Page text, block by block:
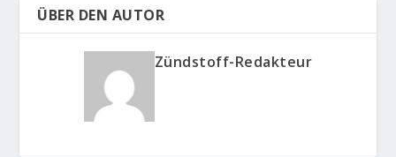
ÜBER DEN AUTOR
Zündstoff-Redakteur